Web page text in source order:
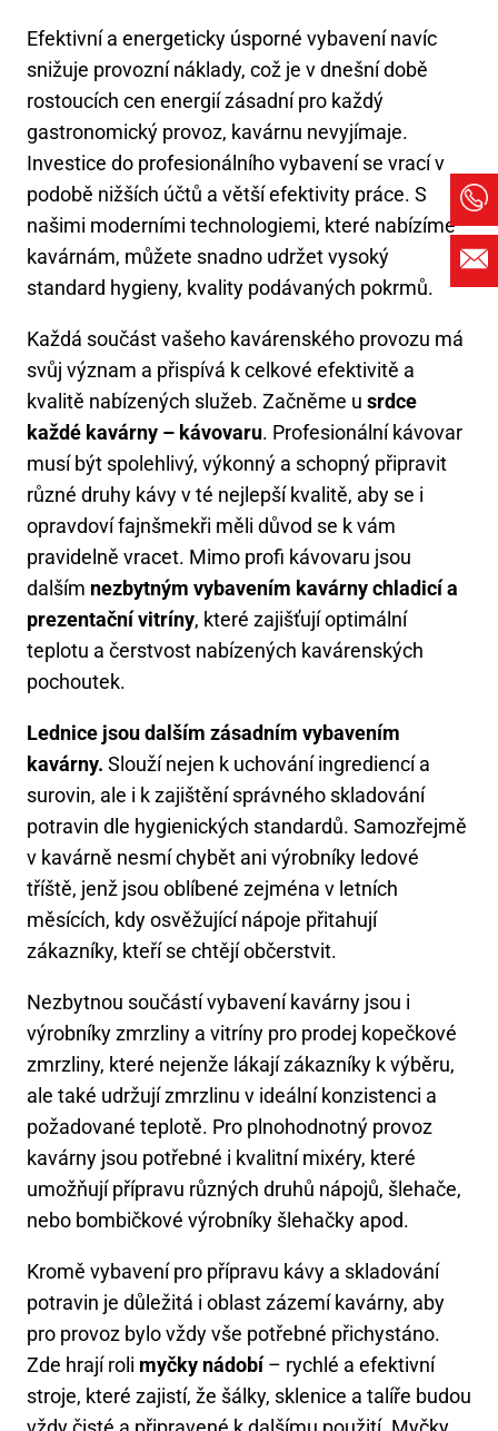
Efektivní a energeticky úsporné vybavení navíc
snižuje provozní náklady, což je v dnešní době
rostoucích cen energií zásadní pro každý
gastronomický provoz, kavárnu nevyjímaje.
Investice do profesionálního vybavení se vrací v
podobě nižších účtů a větší efektivity práce. S
našimi moderními technologiemi, které nabízíme
kavárnám, můžete snadno udržet vysoký
standard hygieny, kvality podávaných pokrmů.
Každá součást vašeho kavárenského provozu má
svůj význam a přispívá k celkové efektivitě a
kvalitě nabízených služeb. Začněme u srdce
každé kavárny – kávovaru. Profesionální kávovar
musí být spolehlivý, výkonný a schopný připravit
různé druhy kávy v té nejlepší kvalitě, aby se i
opravdoví fajnšmekři měli důvod se k vám
pravidelně vracet. Mimo profi kávovaru jsou
dalším nezbytným vybavením kavárny chladicí a
prezentační vitríny, které zajišťují optimální
teplotu a čerstvost nabízených kavárenských
pochoutek.
Lednice jsou dalším zásadním vybavením
kavárny. Slouží nejen k uchování ingrediencí a
surovin, ale i k zajištění správného skladování
potravin dle hygienických standardů. Samozřejmě
v kavárně nesmí chybět ani výrobníky ledové
tříště, jenž jsou oblíbené zejména v letních
měsících, kdy osvěžující nápoje přitahují
zákazníky, kteří se chtějí občerstvit.
Nezbytnou součástí vybavení kavárny jsou i
výrobníky zmrzliny a vitríny pro prodej kopečkové
zmrzliny, které nejenže lákají zákazníky k výběru,
ale také udržují zmrzlinu v ideální konzistenci a
požadované teplotě. Pro plnohodnotný provoz
kavárny jsou potřebné i kvalitní mixéry, které
umožňují přípravu různých druhů nápojů, šlehače,
nebo bombičkové výrobníky šlehačky apod.
Kromě vybavení pro přípravu kávy a skladování
potravin je důležitá i oblast zázemí kavárny, aby
pro provoz bylo vždy vše potřebné přichystáno.
Zde hrají roli myčky nádobí– rychlé a efektivní
stroje, které zajistí, že šálky, sklenice a talíře budou